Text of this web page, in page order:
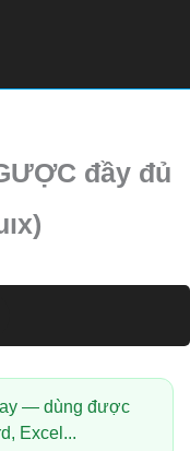
đầy đủ
— dùng được
Excel...